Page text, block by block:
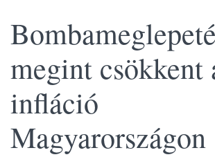
megint csökkent
infláció
Magyarországon